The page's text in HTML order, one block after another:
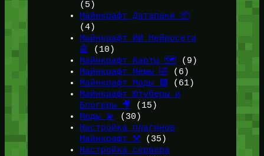
(5)
Майнкрафт Датапаки 📦
(4)
Майнкрафт ИИ Нейросети
🤖
(10)
Майнкрафт Карты 🗺️(9)
Майнкрафт Мемы 🤣 (6)
Майнкрафт Моды 🟩 (61)
Майнкрафт Ютуберы и
Блогеры 🎥
(15)
Моды 💫
(30)
Настройка плагинов
Майнкрафт ⚒️(35)
Настройка сервера